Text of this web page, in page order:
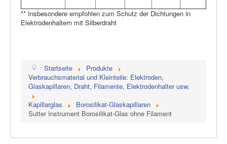
** Insbesondere empfohlen zum Schutz der Dichtungen in
Elektrodenhaltern mit Silberdraht
Startseite
Produkte
Verbrauchsmaterial und Kleinteile: Elektroden,
Glaskapillaren, Draht, Filamente, Elektrodenhalter usw.
Kapillarglas
Borosilikat-Glaskapillaren
Sutter Instrument Borosilikat-Glas ohne Filament